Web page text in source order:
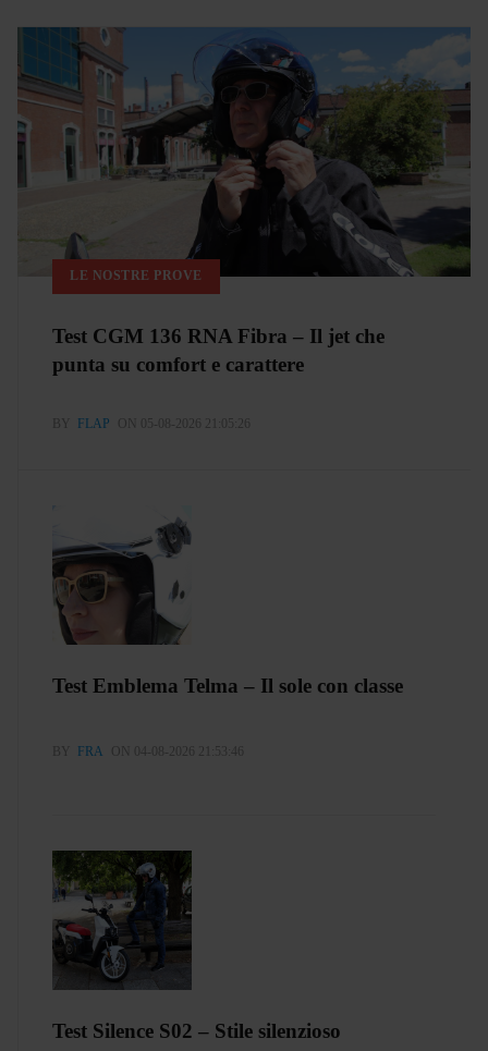
LE NOSTRE PROVE
Test CGM 136 RNA Fibra – Il jet che
punta su comfort e carattere
BY FLAP ON 05-08-2026 21:05:26
Test Emblema Telma – Il sole con classe
BY FRA ON 04-08-2026 21:53:46
Test Silence S02 – Stile silenzioso